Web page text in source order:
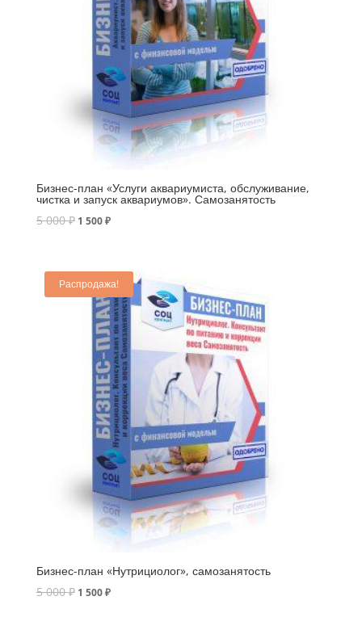
Бизнес-план «Услуги аквариумиста, обслуживание,
чистка и запуск аквариумов». Самозанятость
5 000₽ 1 500₽
Распродажа!
Бизнес-план «Нутрициолог», самозанятость
5 000₽ 1 500₽